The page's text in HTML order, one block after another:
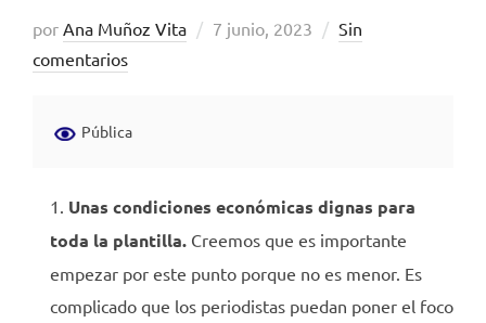
por Ana Muñoz Vita
Publicado
7 junio, 2023
Sin
comentarios
Pública
Unas condiciones económicas dignas para
toda la plantilla. Creemos que es importante
empezar por este punto porque no es menor. Es
complicado que los periodistas puedan poner el foco